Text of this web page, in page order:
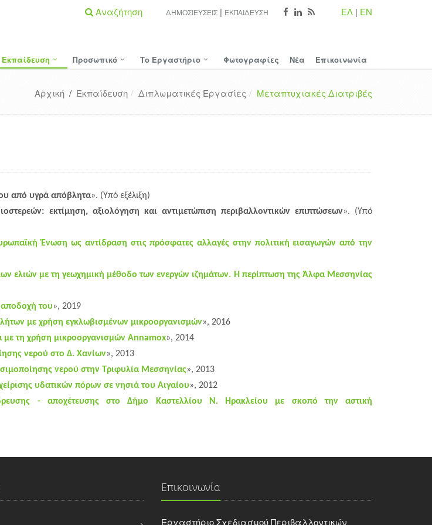
ΕΛ | EN
ΔΗΜΟΣΙΕΎΣΕΙΣ ΕΚΠΑΊΔΕΥΣΗ
Αναζήτηση
Εκπαίδευση Προσωπικό Το Εργαστήριο Φωτογραφίες Νέα Επικοινωνία
Αρχική / Εκπαίδευση Διπλωματικές Εργασίες Μεταπτυχιακές Διατριβές
από υγρά απόβλητα». (Υπό εξέλιξη)
εκτίμηση, αξιολόγηση και αντιμετώπιση περιβαλλοντικών επιπτώσεων». (Υπό
Ένωση ως αντίδραση στις πρόσφατες αλλαγές στην πολιτική εισαγωγών από την
ελιών με τη γεωχημική μέθοδο των ενεργών ιζημάτων. Η περίπτωση της Άλφα Μεσσηνίας
αποδοχή του», 2019
με χρήση εγκλωβισμένων μικροοργανισμών», 2016
τη χρήση μικροοργανισμών Annamox», 2014
νερού στο Δ. Χανίων», 2013
νερού στην Τριφυλία Μεσσηνίας», 2013
υδατικών πόρων σε νησιά του Αιγαίου», 2012
- αποχέτευσης στο Δήμο Καστελλίου Ν. Ηρακλείου με σκοπό την αστική
Επικοινωνία
Εργαστήριο Σχεδιασμού Περιβαλλοντικών